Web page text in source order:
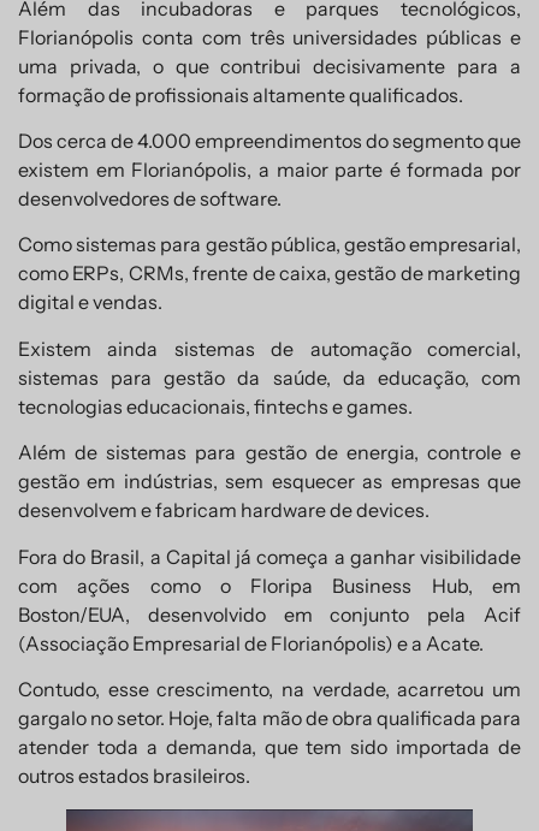
Além das incubadoras e parques tecnológicos,
Florianópolis conta com três universidades públicas e
uma privada, o que contribui decisivamente para a
formação de profissionais altamente qualificados.
Dos cerca de 4.000 empreendimentos do segmento que
existem em Florianópolis, a maior parte é formada por
desenvolvedores de software.
Como sistemas para gestão pública, gestão empresarial,
como ERPs, CRMs, frente de caixa, gestão de marketing
digital e vendas.
Existem ainda sistemas de automação comercial,
sistemas para gestão da saúde, da educação, com
tecnologias educacionais, fintechs e games.
Além de sistemas para gestão de energia, controle e
gestão em indústrias, sem esquecer as empresas que
desenvolvem e fabricam hardware de devices.
Fora do Brasil, a Capital já começa a ganhar visibilidade
com ações como o Floripa Business Hub, em
Boston/EUA, desenvolvido em conjunto pela Acif
(Associação Empresarial de Florianópolis) e a Acate.
Contudo, esse crescimento, na verdade, acarretou um
gargalo no setor. Hoje, falta mão de obra qualificada para
atender toda a demanda, que tem sido importada de
outros estados brasileiros.